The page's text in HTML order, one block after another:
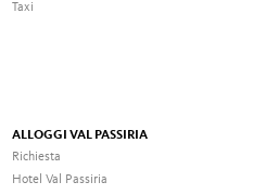
Taxi
ALLOGGI VAL PASSIRIA
Richiesta
Hotel Val Passiria